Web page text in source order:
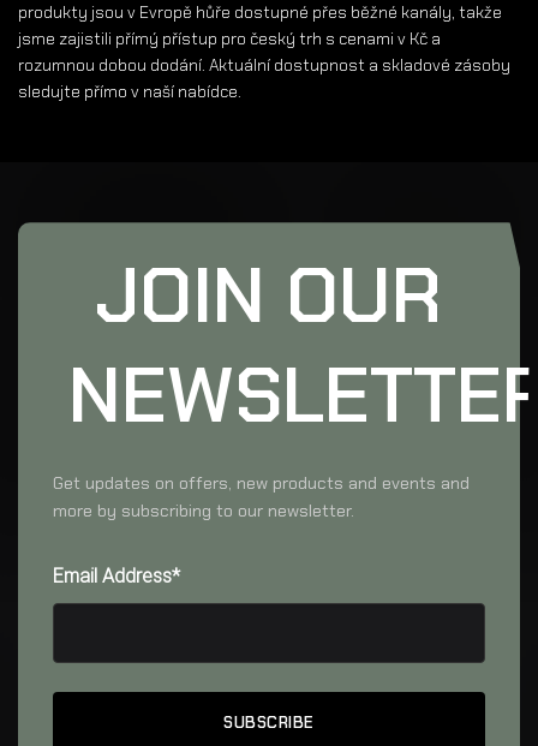
produkty jsou v Evropě hůře dostupné přes běžné kanály, takže
jsme zajistili přímý přístup pro český trh s cenami v Kč a
rozumnou dobou dodání. Aktuální dostupnost a skladové zásoby
sledujte přímo v naší nabídce.
JOIN OUR
Get updates on offers, new products and events and
more by subscribing to our newsletter.
Email Address*